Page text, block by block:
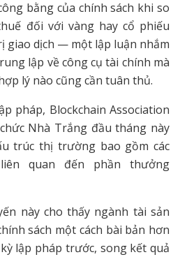
bằng của chính sách khi so
đối với vàng hay cổ phiếu
giao dịch — một lập luận nhắm
lập về công cụ tài chính mà
lý nào cũng cần tuân thủ.
pháp, Blockchain Association
Nhà Trắng đầu tháng này
trúc thị trường bao gồm các
quan đến phần thưởng
này cho thấy ngành tài sản
sách một cách bài bản hơn
lập pháp trước, song kết quả